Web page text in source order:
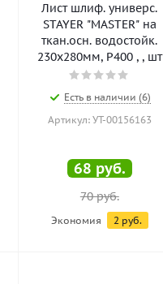
Лист шлиф. универс.
STAYER "MASTER" на
ткан.осн. водостойк.
230х280мм, Р400 , , шт
Есть в наличии (6)
Артикул: УТ-00156163
68 руб.
70руб.
Экономия 2 руб.